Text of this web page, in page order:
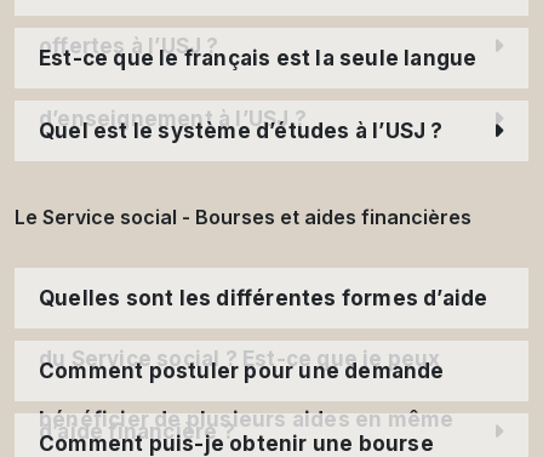
offertes à l’USJ ?
Est-ce que le français est la seule langue
d’enseignement à l’USJ ?
Quel est le système d’études à l’USJ ?
Le Service social - Bourses et aides financières
Quelles sont les différentes formes d’aide
du Service social ? Est-ce que je peux
bénéficier de plusieurs aides en même
Comment postuler pour une demande
d’aide financière ?
Comment puis-je obtenir une bourse